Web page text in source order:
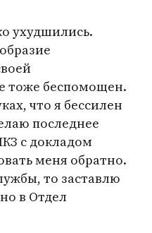
ухудшились.
тоже беспомощен.
что я бессилен
последнее
с докладом
меня обратно.
то заставлю
в Отдел